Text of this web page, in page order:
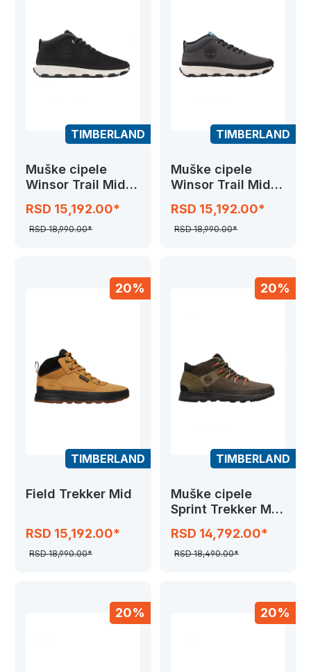
TIMBERLAND
Muške cipele
Winsor Trail Mid
RSD 15,192.00*
RSD 18,990.00*
TIMBERLAND
Muške cipele
Winsor Trail Mid
RSD 15,192.00*
RSD 18,990.00*
20%
TIMBERLAND
Field Trekker Mid
RSD 15,192.00*
RSD 18,990.00*
20%
TIMBERLAND
Muške cipele
Sprint Trekker Mid
RSD 14,792.00*
RSD 18,490.00*
20% 20%